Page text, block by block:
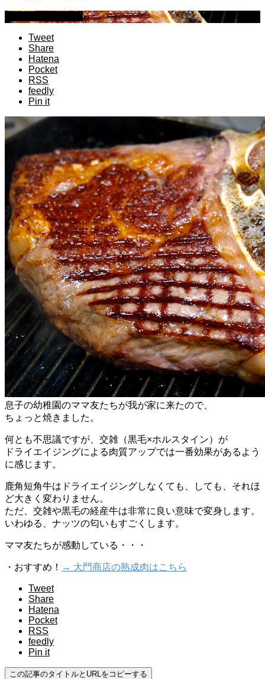
Tweet
Share
Hatena
Pocket
RSS
feedly
Pin it
息子の幼稚園のママ友たちが我が家に来たので、
ちょっと焼きました。
何とも不思議ですが、交雑（黒毛×ホルスタイン）が
ドライエイジングによる肉質アップでは一番効果があるよう
に感じます。
鹿角短角牛はドライエイジングしなくても、しても、それほ
ど大きく変わりません。
ただ、交雑や黒毛の経産牛は非常に良い意味で変身します。
いわゆる、ナッツの匂いもすごくします。
ママ友たちが感動している・・・
・おすすめ！ → 大門商店の熟成肉はこちら
Tweet
Share
Hatena
Pocket
RSS
feedly
Pin it
この記事のタイトルとURLをコピーする